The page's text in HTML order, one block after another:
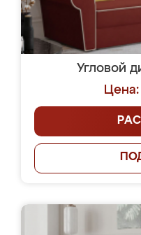
Угловой